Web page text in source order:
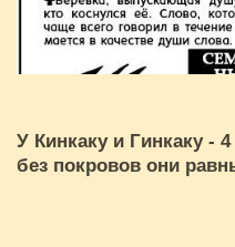
У Кинкаку и Гинкаку -
без покровов они